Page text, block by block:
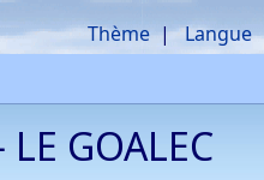
Thème Langue
LE GOALEC